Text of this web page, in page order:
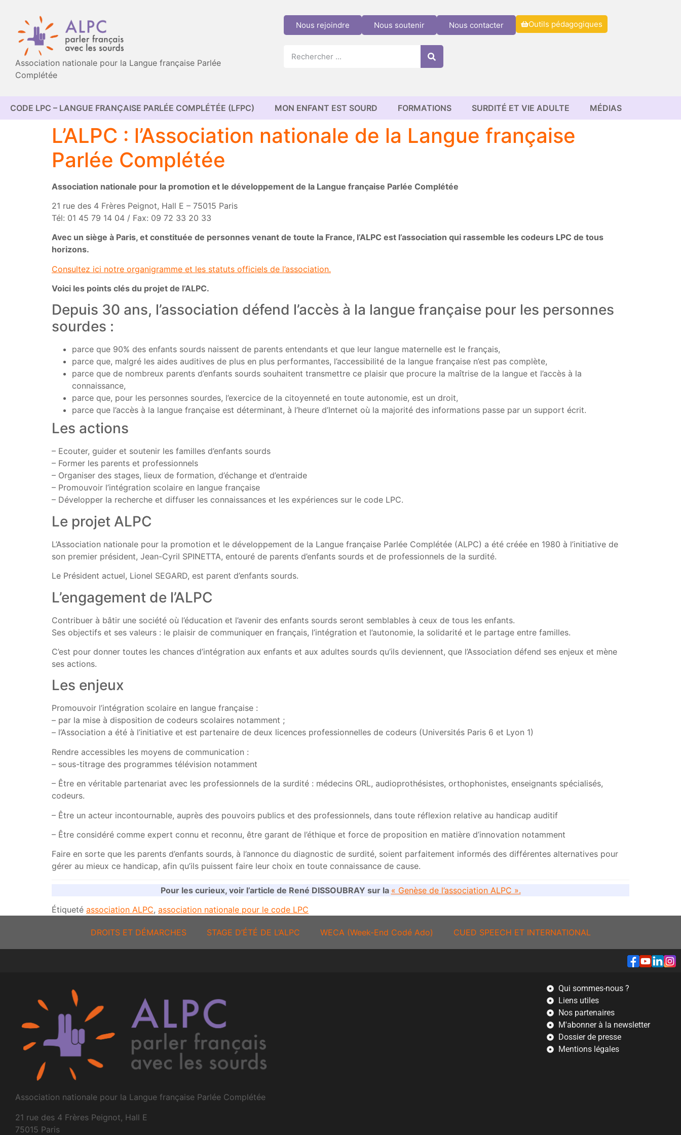
Association nationale pour la Langue française Parlée
Complétée
Nous rejoindre Nous soutenir Nous contacter Outils pédagogiques
CODE LPC – LANGUE FRANÇAISE PARLÉE COMPLÉTÉE (LFPC) MON ENFANT EST SOURD FORMATIONS SURDITÉ ET VIE ADULTE MÉDIAS
L’ALPC : l’Association nationale de la Langue française
Parlée Complétée
Association nationale pour la promotion et le développement de la Langue française Parlée Complétée
21 rue des 4 Frères Peignot, Hall E – 75015 Paris
Tél: 01 45 79 14 04 / Fax: 09 72 33 20 33
Avec un siège à Paris, et constituée de personnes venant de toute la France, l’ALPC est l’association qui rassemble les codeurs LPC de tous
horizons.
Consultez ici notre organigramme et les statuts officiels de l’association.
Voici les points clés du projet de l’ALPC.
Depuis 30 ans, l’association défend l’accès à la langue française pour les personnes
sourdes :
parce que 90% des enfants sourds naissent de parents entendants et que leur langue maternelle est le français,
parce que, malgré les aides auditives de plus en plus performantes, l’accessibilité de la langue française n’est pas complète,
parce que de nombreux parents d’enfants sourds souhaitent transmettre ce plaisir que procure la maîtrise de la langue et l’accès à la
connaissance,
parce que, pour les personnes sourdes, l’exercice de la citoyenneté en toute autonomie, est un droit,
parce que l’accès à la langue française est déterminant, à l’heure d’Internet où la majorité des informations passe par un support écrit.
Les actions
– Ecouter, guider et soutenir les familles d’enfants sourds
– Former les parents et professionnels
– Organiser des stages, lieux de formation, d’échange et d’entraide
– Promouvoir l’intégration scolaire en langue française
– Développer la recherche et diffuser les connaissances et les expériences sur le code LPC.
Le projet ALPC
L’Association nationale pour la promotion et le développement de la Langue française Parlée Complétée (ALPC) a été créée en 1980 à l’initiative de
son premier président, Jean-Cyril SPINETTA, entouré de parents d’enfants sourds et de professionnels de la surdité.
Le Président actuel, Lionel SEGARD, est parent d’enfants sourds.
L’engagement de l’ALPC
Contribuer à bâtir une société où l’éducation et l’avenir des enfants sourds seront semblables à ceux de tous les enfants.
Ses objectifs et ses valeurs : le plaisir de communiquer en français, l’intégration et l’autonomie, la solidarité et le partage entre familles.
C’est pour donner toutes les chances d’intégration aux enfants et aux adultes sourds qu’ils deviennent, que l’Association défend ses enjeux et mène
ses actions.
Les enjeux
Promouvoir l’intégration scolaire en langue française :
– par la mise à disposition de codeurs scolaires notamment ;
– l’Association a été à l’initiative et est partenaire de deux licences professionnelles de codeurs (Universités Paris 6 et Lyon 1)
Rendre accessibles les moyens de communication :
– sous-titrage des programmes télévision notamment
– Être en véritable partenariat avec les professionnels de la surdité : médecins ORL, audioprothésistes, orthophonistes, enseignants spécialisés,
codeurs.
– Être un acteur incontournable, auprès des pouvoirs publics et des professionnels, dans toute réflexion relative au handicap auditif
– Être considéré comme expert connu et reconnu, être garant de l’éthique et force de proposition en matière d’innovation notamment
Faire en sorte que les parents d’enfants sourds, à l’annonce du diagnostic de surdité, soient parfaitement informés des différentes alternatives pour
gérer au mieux ce handicap, afin qu’ils puissent faire leur choix en toute connaissance de cause.
Pour les curieux, voir l’article de René DISSOUBRAY sur la « Genèse de l’association ALPC ».
Étiqueté association ALPC, association nationale pour le code LPC
DROITS ET DÉMARCHES STAGE D’ÉTÉ DE L’ALPC WECA (Week-End Codé Ado) CUED SPEECH ET INTERNATIONAL
Association nationale pour la Langue française Parlée Complétée
21 rue des 4 Frères Peignot, Hall E
75015 Paris
Qui sommes-nous ?
Liens utiles
Nos partenaires
M'abonner à la newsletter
Dossier de presse
Mentions légales